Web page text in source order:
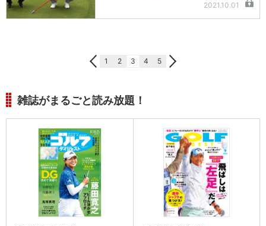
2021.10.01
1 2 3 4 5
雑誌がまるごと読み放題！